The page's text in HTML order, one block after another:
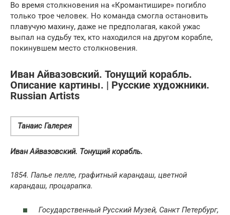
Во время столкновения на «Кромантишире» погибло
только трое человек. Но команда смогла остановить
плавучую махину, даже не предполагая, какой ужас
выпал на судьбу тех, кто находился на другом корабле,
покинувшем место столкновения.
Иван Айвазовский. Тонущий корабль.
Описание картины. | Русские художники.
Russian Artists
Танаис Галерея
Иван Айвазовский. Тонущий корабль.
1854. Папье пелле, графитный карандаш, цветной
карандаш, процарапка.
Государственный Русский Музей, Санкт Петербург,